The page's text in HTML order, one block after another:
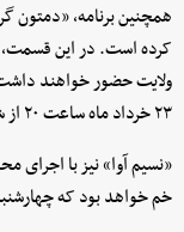
همچنین برنامه، «دمتون
کرده است. در این
۲۳ خرداد ماه ساعت ۲۰ از شبکه نسیم پخش خواهد شد.
«نسیم آوا» نیز با اجرای
خم خواهد بود که چهارشنبه تا